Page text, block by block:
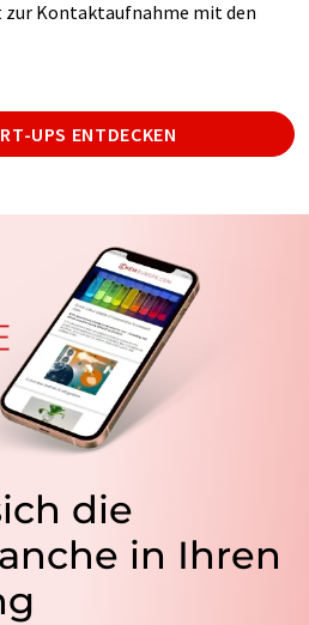
zur Kontaktaufnahme mit den
UPS ENTDECKEN
die
in Ihren